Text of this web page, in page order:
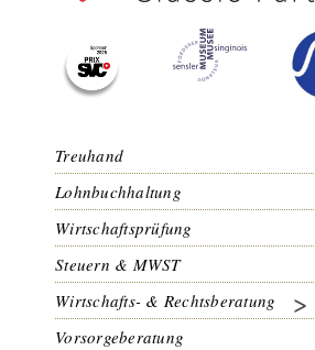
Treuhand
Lohnbuchhaltung
Wirtschaftsprüfung
Steuern & MWST
Wirtschafts- & Rechtsberatung
Vorsorgeberatung